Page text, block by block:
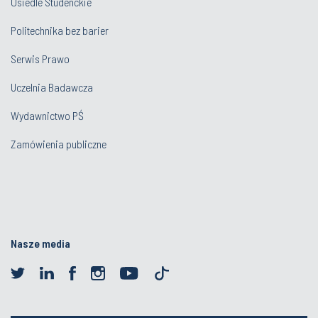
Politechnika bez barier
Serwis Prawo
Uczelnia Badawcza
Wydawnictwo PŚ
Zamówienia publiczne
Nasze media